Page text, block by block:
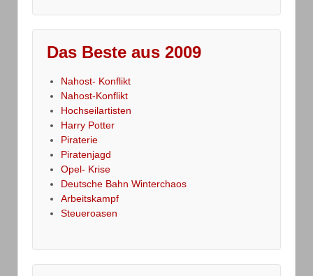
Das Beste aus 2009
Nahost- Konflikt
Nahost-Konflikt
Hochseilartisten
Harry Potter
Piraterie
Piratenjagd
Opel- Krise
Deutsche Bahn Winterchaos
Arbeitskampf
Steueroasen